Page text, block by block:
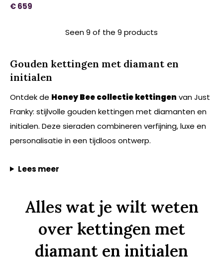
€ 659
Seen 9 of the 9 products
Gouden kettingen met diamant en
initialen
Ontdek de Honey Bee collectie kettingen van Just
Franky: stijlvolle gouden kettingen met diamanten en
initialen. Deze sieraden combineren verfijning, luxe en
personalisatie in een tijdloos ontwerp.
Lees meer
Alles wat je wilt weten
over kettingen met
diamant en initialen